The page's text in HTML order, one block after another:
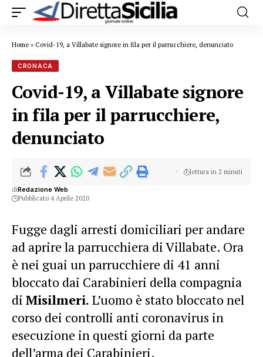
Home » Covid-19, a Villabate signore in fila per il parrucchiere, denunciato
CRONACA
Covid-19, a Villabate signore
in fila per il parrucchiere,
denunciato
diRedazione Web
Pubblicato 4 Aprile 2020
lettura in 2 minuti
Fugge dagli arresti domiciliari per andare
ad aprire la parrucchiera di Villabate. Ora
è nei guai un parrucchiere di 41 anni
bloccato dai Carabinieri della compagnia
di Misilmeri. L’uomo è stato bloccato nel
corso dei controlli anti coronavirus in
esecuzione in questi giorni da parte
dell’arma dei Carabinieri.